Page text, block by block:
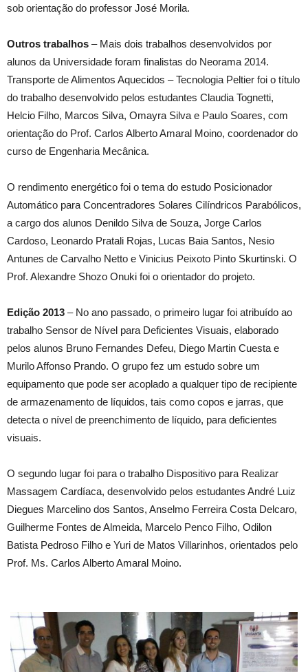
sob orientação do professor José Morila.
Outros trabalhos – Mais dois trabalhos desenvolvidos por
alunos da Universidade foram finalistas do Neorama 2014.
Transporte de Alimentos Aquecidos – Tecnologia Peltier foi o título
do trabalho desenvolvido pelos estudantes Claudia Tognetti,
Helcio Filho, Marcos Silva, Omayra Silva e Paulo Soares, com
orientação do Prof. Carlos Alberto Amaral Moino, coordenador do
curso de Engenharia Mecânica.
O rendimento energético foi o tema do estudo Posicionador
Automático para Concentradores Solares Cilíndricos Parabólicos,
a cargo dos alunos Denildo Silva de Souza, Jorge Carlos
Cardoso, Leonardo Pratali Rojas, Lucas Baia Santos, Nesio
Antunes de Carvalho Netto e Vinicius Peixoto Pinto Skurtinski. O
Prof. Alexandre Shozo Onuki foi o orientador do projeto.
Edição 2013 – No ano passado, o primeiro lugar foi atribuído ao
trabalho Sensor de Nível para Deficientes Visuais, elaborado
pelos alunos Bruno Fernandes Defeu, Diego Martin Cuesta e
Murilo Affonso Prando. O grupo fez um estudo sobre um
equipamento que pode ser acoplado a qualquer tipo de recipiente
de armazenamento de líquidos, tais como copos e jarras, que
detecta o nível de preenchimento de líquido, para deficientes
visuais.
O segundo lugar foi para o trabalho Dispositivo para Realizar
Massagem Cardíaca, desenvolvido pelos estudantes André Luiz
Diegues Marcelino dos Santos, Anselmo Ferreira Costa Delcaro,
Guilherme Fontes de Almeida, Marcelo Penco Filho, Odilon
Batista Pedroso Filho e Yuri de Matos Villarinhos, orientados pelo
Prof. Ms. Carlos Alberto Amaral Moino.